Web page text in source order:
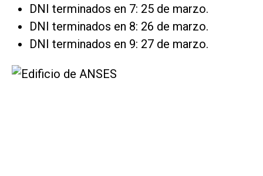
DNI terminados en 7: 25 de marzo.
DNI terminados en 8: 26 de marzo.
DNI terminados en 9: 27 de marzo.